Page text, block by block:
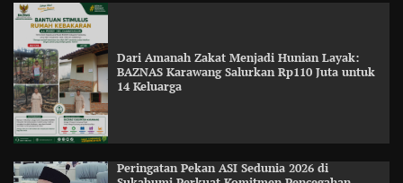
Dari Amanah Zakat Menjadi Hunian Layak:
BAZNAS Karawang Salurkan Rp110 Juta untuk
14 Keluarga
Peringatan Pekan ASI Sedunia 2026 di